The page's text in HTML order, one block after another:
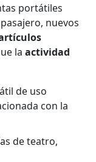
portátiles
nuevos
laactividad
de uso
con la
de teatro,